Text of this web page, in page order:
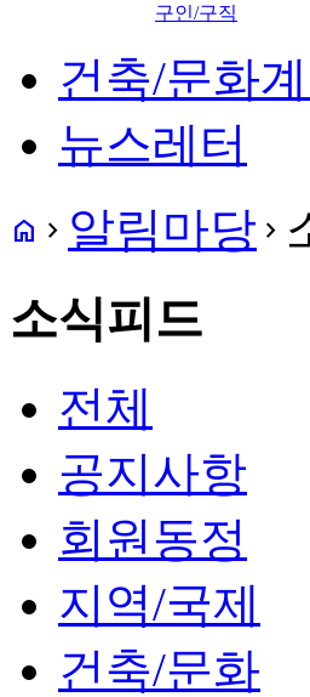
구인/구직
건축/문화
뉴스레터
home navigate_next 알림마당 navigate_next
소식피드
전체
공지사항
회원동정
지역/국제
건축/문화